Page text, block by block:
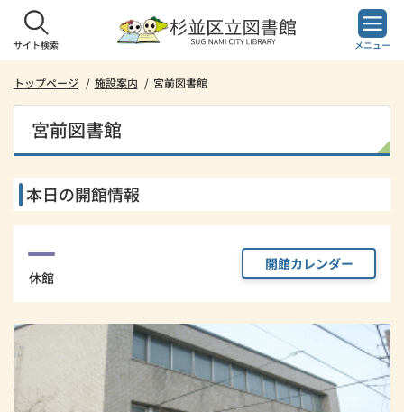
ス
す。
サイト検索 メニュー
トップページ 施設案内 宮前図書館
宮前図書館
本日の開館情報
休館
開館カレンダー